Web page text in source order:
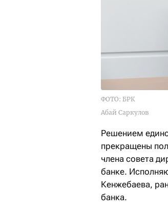
ФОТО: БРК
Абай Саркулов
Решением
прекращены
члена совета
банке.
Кенжебаева,
банка.